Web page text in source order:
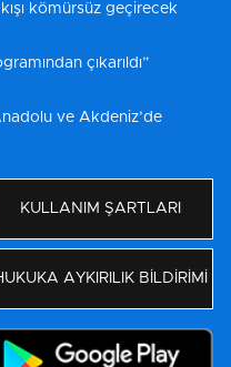
kömürsüz geçirecek
çıkarıldı”
ve Akdeniz’de
KULLANIM ŞARTLARI
AYKIRILIK BİLDİRİMİ